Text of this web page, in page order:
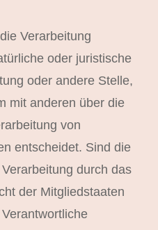
Verarbeitung
oder juristische
oder andere Stelle,
mit anderen über die
von
entscheidet. Sind die
durch das
der Mitgliedstaaten